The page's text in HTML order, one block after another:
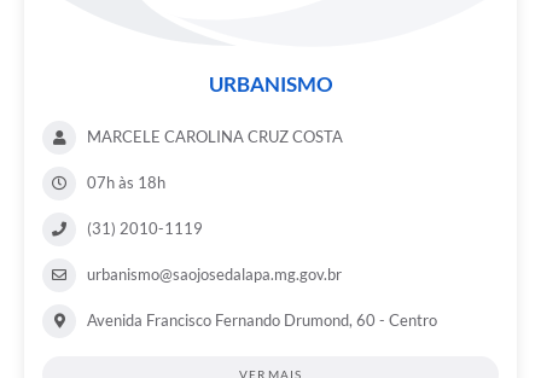
URBANISMO
MARCELE CAROLINA CRUZ COSTA
07h às 18h
(31) 2010-1119
urbanismo@saojosedalapa.mg.gov.br
Avenida Francisco Fernando Drumond, 60 - Centro
VER MAIS